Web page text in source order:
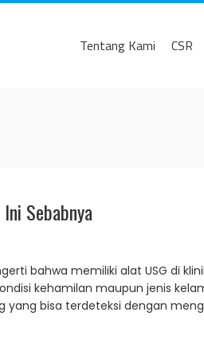
Tentang Kami CSR
Sebabnya
bahwa memiliki alat USG di
kehamilan maupun jenis
bisa terdeteksi dengan